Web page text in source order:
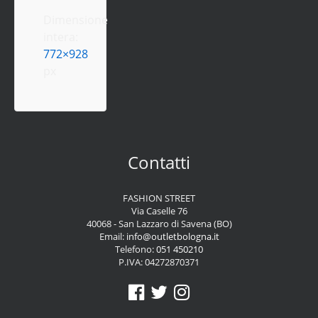
Dimensione
772×928
Contatti
FASHION STREET
Via Caselle 76
40068 - San Lazzaro di Savena (BO)
Email: info@outletbologna.it
Telefono:051 450210
P.IVA: 04272870371